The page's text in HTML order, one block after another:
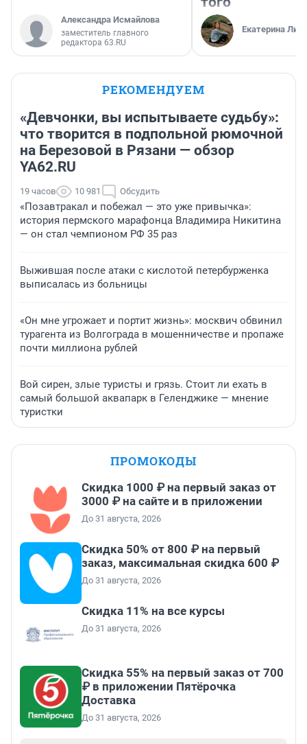
Александра Исмайлова
заместитель главного
редактора 63.RU
Екатерина
РЕКОМЕНДУЕМ
«Девчонки, вы испытываете судьбу»:
что творится в подпольной рюмочной
на Березовой в Рязани — обзор
YA62.RU
19 часов 10 981 Обсудить
«Позавтракал и побежал — это уже привычка»:
история пермского марафонца Владимира Никитина
— он стал чемпионом РФ 35 раз
Выжившая после атаки с кислотой петербурженка
выписалась из больницы
«Он мне угрожает и портит жизнь»: москвич обвинил
турагента из Волгограда в мошенничестве и пропаже
почти миллиона рублей
Вой сирен, злые туристы и грязь. Стоит ли ехать в
самый большой аквапарк в Геленджике — мнение
туристки
ПРОМОКОДЫ
Скидка 1000 ₽ на первый заказ от
3000 ₽ на сайте и в приложении
До 31 августа, 2026
Скидка 50% от 800 ₽ на первый
заказ, максимальная скидка 600 ₽
До 31 августа, 2026
Скидка 11% на все курсы
До 31 августа, 2026
Скидка 55% на первый заказ от 700
₽ в приложении Пятёрочка
Доставка
До 31 августа, 2026